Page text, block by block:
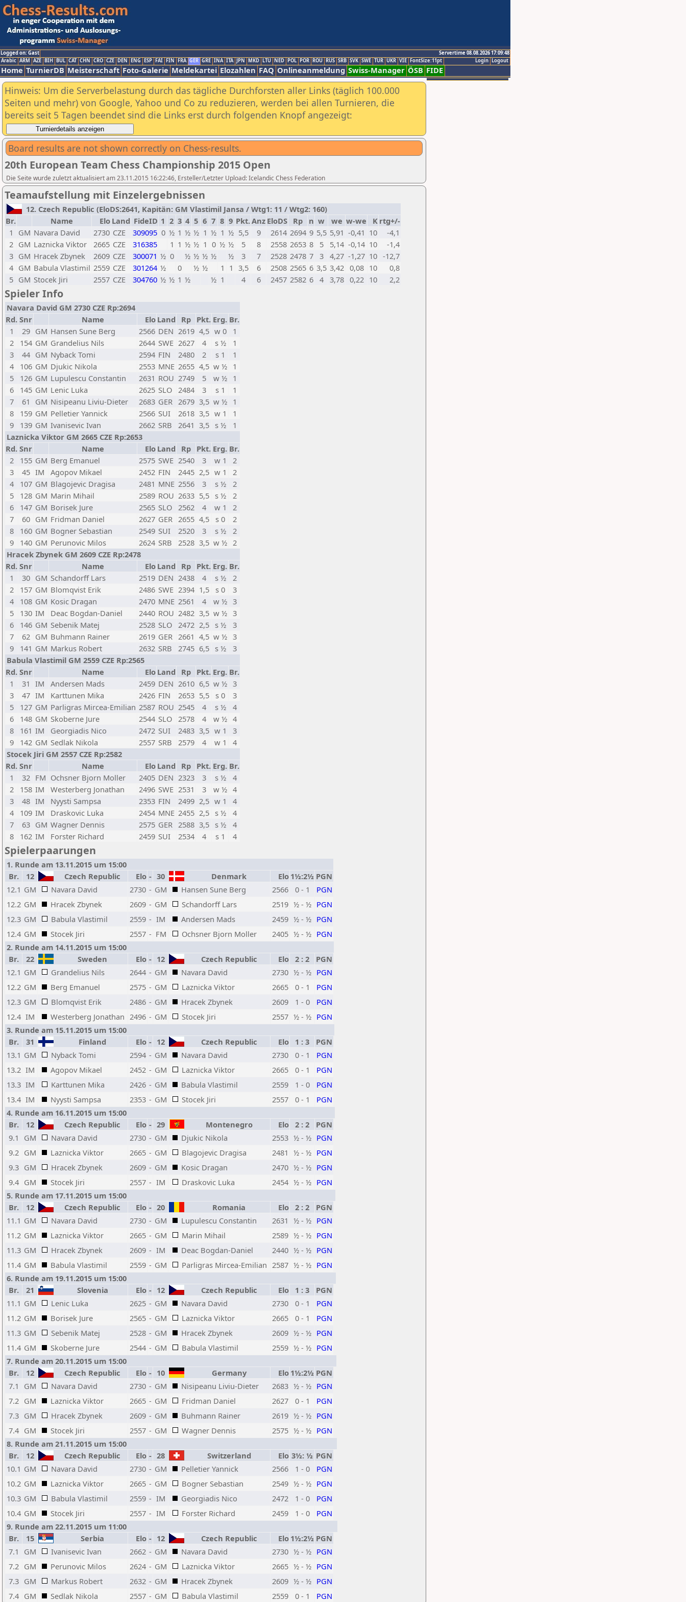
Logged on: Gast
Servertime 08.08.2026 17:09:48
Logout
Login
Arabic ARM AZE BIH BUL CAT CHN CRO CZE DEN ENG ESP FAI FIN FRA GER GRE INA ITA JPN MKD LTU NED POL POR ROU RUS SRB SVK SWE TUR UKR VIE FontSize:11pt
Home TurnierDB Meisterschaft Foto-Galerie Meldekartei Elozahlen FAQ Onlineanmeldung Swiss-Manager ÖSB FIDE
Hinweis: Um die Serverbelastung durch das tägliche Durchforsten aller Links (täglich 100.000
Seiten und mehr) von Google, Yahoo und Co zu reduzieren, werden bei allen Turnieren, die
bereits seit 5 Tagen beendet sind die Links erst durch folgenden Knopf angezeigt:
Board results are not shown correctly on Chess-results.
20th European Team Chess Championship 2015 Open
Die Seite wurde zuletzt aktualisiert am 23.11.2015 16:22:46, Ersteller/Letzter Upload: Icelandic Chess Federation
Teamaufstellung mit Einzelergebnissen
12. Czech Republic (EloDS:2641, Kapitän: GM Vlastimil Jansa / Wtg1: 11 / Wtg2: 160)
Br.
Name Elo Land FideID 1 2 3 4 5 6 7 8 9 Pkt.Anz EloDS Rp n w we w-we K rtg+/-
1
GM Navara David 2730 CZE 309095 0 ½ 1 ½ ½ 1 ½ 1 ½ 5,5 9 2614 2694 9 5,5 5,91 -0,41 10
-4,1
2 GM Laznicka Viktor 2665 CZE 316385 1 1 ½ ½ 1 0 ½ ½ 5 8 2558 2653 8 5 5,14 -0,14 10
-1,4
3 GM Hracek Zbynek 2609 CZE 300071 ½ 0 ½ ½ ½ ½ ½ 3 7 2528 2478 7 3 4,27 -1,27 10 -12,7
4 GM Babula Vlastimil 2559 CZE 301264 ½ 0 ½ ½ 1 1 3,5 6 2508 2565 6 3,5 3,42 0,08 10
0,8
5 GM Stocek Jiri 2557 CZE 304760 ½ ½ 1 ½ ½ 1 4 6 2457 2582 6 4 3,78 0,22 10 2,2
Spieler Info
Navara David GM 2730 CZE Rp:2694
Rd. Snr Name Elo Land Rp Pkt. Erg. Br.
1
29 GM Hansen Sune Berg 2566 DEN 2619 4,5 w 0
1
2
154 GM Grandelius Nils 2644 SWE 2627 4 s ½
1
3
44 GM Nyback Tomi 2594 FIN 2480 2 s 1
1
4
106 GM Djukic Nikola 2553 MNE 2655 4,5 w ½ 1
5
126 GM Lupulescu Constantin 2631 ROU 2749 5 w ½ 1
6
145 GM Lenic Luka 2625 SLO 2484 3 s 1
1
7
61 GM Nisipeanu Liviu-Dieter 2683 GER 2679 3,5 w ½ 1
8
159 GM Pelletier Yannick 2566 SUI 2618 3,5 w 1
1
9
139 GM Ivanisevic Ivan 2662 SRB 2641 3,5 s ½
1
Laznicka Viktor GM 2665 CZE Rp:2653
Rd. Snr Name Elo Land Rp Pkt. Erg. Br.
2
155 GM Berg Emanuel 2575 SWE 2540 3 w 1
2
3
45 IM Agopov Mikael 2452 FIN 2445 2,5 w 1
2
4
107 GM Blagojevic Dragisa 2481 MNE 2556 3 s ½
2
5
128 GM Marin Mihail 2589 ROU 2633 5,5 s ½
2
6
147 GM Borisek Jure 2565 SLO 2562 4 w 1
2
7
60 GM Fridman Daniel 2627 GER 2655 4,5 s 0
2
8
160 GM Bogner Sebastian 2549 SUI 2520 3 s ½
2
9
140 GM Perunovic Milos 2624 SRB 2528 3,5 w ½ 2
Hracek Zbynek GM 2609 CZE Rp:2478
Rd. Snr Name Elo Land Rp Pkt. Erg. Br.
1
30 GM Schandorff Lars 2519 DEN 2438 4 s ½
2
2
157 GM Blomqvist Erik 2486 SWE 2394 1,5 s 0
3
4
108 GM Kosic Dragan 2470 MNE 2561 4 w ½ 3
5
130 IM Deac Bogdan-Daniel 2440 ROU 2482 3,5 w ½ 3
6
146 GM Sebenik Matej 2528 SLO 2472 2,5 s ½
3
7
62 GM Buhmann Rainer 2619 GER 2661 4,5 w ½ 3
9
141 GM Markus Robert 2632 SRB 2745 6,5 s ½
3
Babula Vlastimil GM 2559 CZE Rp:2565
Rd. Snr Name Elo Land Rp Pkt. Erg. Br.
1
31 IM Andersen Mads 2459 DEN 2610 6,5 w ½ 3
3
47 IM Karttunen Mika 2426 FIN 2653 5,5 s 0
3
5
127 GM Parligras Mircea-Emilian 2587 ROU 2545 4 s ½
4
6
148 GM Skoberne Jure 2544 SLO 2578 4 w ½ 4
8
161 IM Georgiadis Nico 2472 SUI 2483 3,5 w 1
3
9
142 GM Sedlak Nikola 2557 SRB 2579 4 w 1
4
Stocek Jiri GM 2557 CZE Rp:2582
Rd. Snr Name Elo Land Rp Pkt. Erg. Br.
1
32 FM Ochsner Bjorn Moller 2405 DEN 2323 3 s ½
4
2
158 IM Westerberg Jonathan 2496 SWE 2531 3 w ½ 4
3
48 IM Nyysti Sampsa 2353 FIN 2499 2,5 w 1
4
4
109 IM Draskovic Luka 2454 MNE 2455 2,5 s ½
4
7
63 GM Wagner Dennis 2575 GER 2588 3,5 s ½
4
8
162 IM Forster Richard 2459 SUI 2534 4 s 1 4
Spielerpaarungen
1. Runde am 13.11.2015 um 15:00
Br.
12 Czech Republic Elo - 30 Denmark Elo 1½:2½ PGN
12.1 GM Navara David 2730 - GM Hansen Sune Berg 2566 0 - 1
PGN
12.2 GM Hracek Zbynek 2609 - GM Schandorff Lars 2519 ½ - ½ PGN
12.3 GM Babula Vlastimil 2559 - IM Andersen Mads 2459 ½ - ½ PGN
12.4 GM Stocek Jiri 2557 - FM Ochsner Bjorn Moller 2405 ½ - ½ PGN
2. Runde am 14.11.2015 um 15:00
Br.
22 Sweden Elo - 12 Czech Republic Elo 2 : 2
PGN
12.1 GM Grandelius Nils 2644 - GM Navara David 2730 ½ - ½ PGN
12.2 GM Berg Emanuel 2575 - GM Laznicka Viktor 2665 0 - 1
PGN
12.3 GM Blomqvist Erik 2486 - GM Hracek Zbynek 2609 1 - 0
PGN
12.4 IM Westerberg Jonathan 2496 - GM Stocek Jiri 2557 ½ - ½ PGN
3. Runde am 15.11.2015 um 15:00
Br.
31 Finland Elo - 12 Czech Republic Elo 1 : 3
PGN
13.1 GM Nyback Tomi 2594 - GM Navara David 2730 0 - 1
PGN
13.2 IM Agopov Mikael 2452 - GM Laznicka Viktor 2665 0 - 1
PGN
13.3 IM Karttunen Mika 2426 - GM Babula Vlastimil 2559 1 - 0
PGN
13.4 IM Nyysti Sampsa 2353 - GM Stocek Jiri 2557 0 - 1
PGN
4. Runde am 16.11.2015 um 15:00
Br.
12 Czech Republic Elo - 29 Montenegro Elo 2 : 2
PGN
9.1
GM Navara David 2730 - GM Djukic Nikola 2553 ½ - ½ PGN
9.2 GM Laznicka Viktor 2665 - GM Blagojevic Dragisa 2481 ½ - ½ PGN
9.3 GM Hracek Zbynek 2609 - GM Kosic Dragan 2470 ½ - ½ PGN
9.4 GM Stocek Jiri 2557 - IM Draskovic Luka 2454 ½ - ½ PGN
5. Runde am 17.11.2015 um 15:00
Br.
12 Czech Republic Elo - 20 Romania Elo 2 : 2
PGN
11.1 GM Navara David 2730 - GM Lupulescu Constantin 2631 ½ - ½ PGN
11.2 GM Laznicka Viktor 2665 - GM Marin Mihail 2589 ½ - ½ PGN
11.3 GM Hracek Zbynek 2609 - IM Deac Bogdan-Daniel 2440 ½ - ½ PGN
11.4 GM Babula Vlastimil 2559 - GM Parligras Mircea-Emilian 2587 ½ - ½ PGN
6. Runde am 19.11.2015 um 15:00
Br.
21 Slovenia Elo - 12 Czech Republic Elo 1 : 3
PGN
11.1 GM Lenic Luka 2625 - GM Navara David 2730 0 - 1
PGN
11.2 GM Borisek Jure 2565 - GM Laznicka Viktor 2665 0 - 1
PGN
11.3 GM Sebenik Matej 2528 - GM Hracek Zbynek 2609 ½ - ½ PGN
11.4 GM Skoberne Jure 2544 - GM Babula Vlastimil 2559 ½ - ½ PGN
7. Runde am 20.11.2015 um 15:00
Br.
12 Czech Republic Elo - 10 Germany Elo 1½:2½ PGN
7.1
GM Navara David 2730 - GM Nisipeanu Liviu-Dieter 2683 ½ - ½ PGN
7.2 GM Laznicka Viktor 2665 - GM Fridman Daniel 2627 0 - 1
PGN
7.3 GM Hracek Zbynek 2609 - GM Buhmann Rainer 2619 ½ - ½ PGN
7.4 GM Stocek Jiri 2557 - GM Wagner Dennis 2575 ½ - ½ PGN
8. Runde am 21.11.2015 um 15:00
Br.
12 Czech Republic Elo - 28 Switzerland Elo 3½: ½ PGN
10.1 GM Navara David 2730 - GM Pelletier Yannick 2566 1 - 0
PGN
10.2 GM Laznicka Viktor 2665 - GM Bogner Sebastian 2549 ½ - ½ PGN
10.3 GM Babula Vlastimil 2559 - IM Georgiadis Nico 2472 1 - 0
PGN
10.4 GM Stocek Jiri 2557 - IM Forster Richard 2459 1 - 0
PGN
9. Runde am 22.11.2015 um 11:00
Br.
15 Serbia Elo - 12 Czech Republic Elo 1½:2½ PGN
7.1
GM Ivanisevic Ivan 2662 - GM Navara David 2730 ½ - ½ PGN
7.2 GM Perunovic Milos 2624 - GM Laznicka Viktor 2665 ½ - ½ PGN
7.3 GM Markus Robert 2632 - GM Hracek Zbynek 2609 ½ - ½ PGN
7.4 GM Sedlak Nikola 2557 - GM Babula Vlastimil 2559 0 - 1 PGN